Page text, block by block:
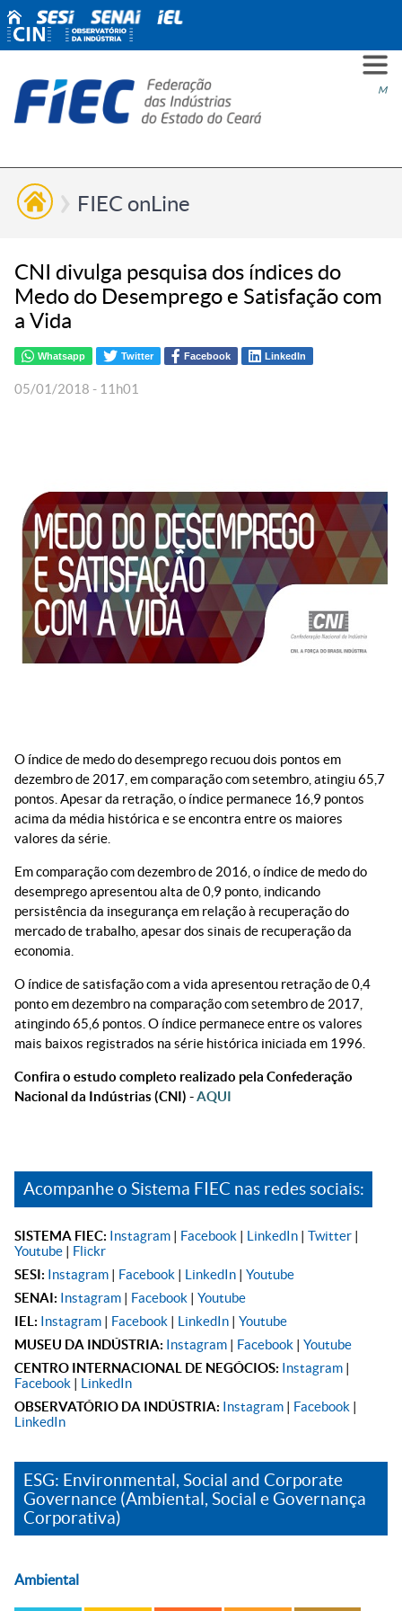
Menu
VOCÊ
ESG
NÓS
FIEC onLine
CNI divulga pesquisa dos índices do
Medo do Desemprego e Satisfação com
a Vida
Whatsapp Twitter Facebook LinkedIn
05/01/2018 - 11h01
O índice de medo do desemprego recuou dois pontos em
dezembro de 2017, em comparação com setembro, atingiu 65,7
pontos. Apesar da retração, o índice permanece 16,9 pontos
acima da média histórica e se encontra entre os maiores
valores da série.
Em comparação com dezembro de 2016, o índice de medo do
desemprego apresentou alta de 0,9 ponto, indicando
persistência da insegurança em relação à recuperação do
mercado de trabalho, apesar dos sinais de recuperação da
economia.
O índice de satisfação com a vida apresentou retração de 0,4
ponto em dezembro na comparação com setembro de 2017,
atingindo 65,6 pontos. O índice permanece entre os valores
mais baixos registrados na série histórica iniciada em 1996.
Confira o estudo completo realizado pela Confederação
Nacional da Indústrias (CNI) -AQUI
Acompanhe o Sistema FIEC nas redes sociais:
SISTEMA FIEC: Instagram | Facebook | LinkedIn | Twitter |
Youtube | Flickr
SESI: Instagram | Facebook | LinkedIn | Youtube
SENAI: Instagram | Facebook | Youtube
IEL: Instagram | Facebook | LinkedIn | Youtube
MUSEU DA INDÚSTRIA: Instagram | Facebook | Youtube
CENTRO INTERNACIONAL DE NEGÓCIOS: Instagram |
Facebook | LinkedIn
OBSERVATÓRIO DA INDÚSTRIA: Instagram | Facebook |
LinkedIn
ESG: Environmental, Social and Corporate
Governance (Ambiental, Social e Governança
Corporativa)
Ambiental